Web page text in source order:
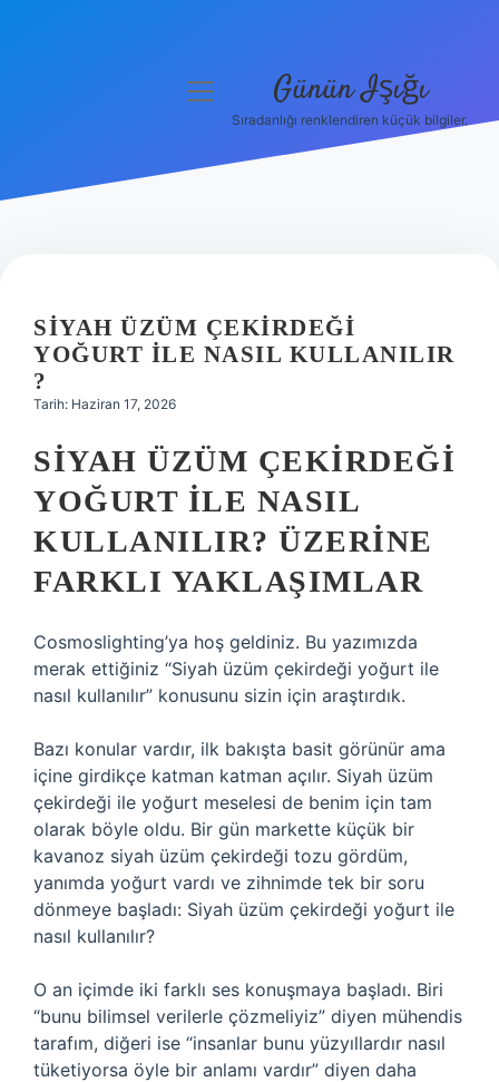
Hakkımızda
menüyü
Günün Işığı
Sıradanlığı renklendiren küçük bilgiler.
SIYAH ÜZÜM ÇEKIRDEĞI
YOĞURT ILE NASIL KULLANILIR
?
Tarih: Haziran 17, 2026
SIYAH ÜZÜM ÇEKIRDEĞI
YOĞURT ILE NASIL
KULLANILIR? ÜZERINE
FARKLI YAKLAŞIMLAR
Cosmoslighting’ya hoş geldiniz. Bu yazımızda
merak ettiğiniz “Siyah üzüm çekirdeği yoğurt ile
nasıl kullanılır” konusunu sizin için araştırdık.
Bazı konular vardır, ilk bakışta basit görünür ama
içine girdikçe katman katman açılır. Siyah üzüm
çekirdeği ile yoğurt meselesi de benim için tam
olarak böyle oldu. Bir gün markette küçük bir
kavanoz siyah üzüm çekirdeği tozu gördüm,
yanımda yoğurt vardı ve zihnimde tek bir soru
dönmeye başladı: Siyah üzüm çekirdeği yoğurt ile
nasıl kullanılır?
O an içimde iki farklı ses konuşmaya başladı. Biri
“bunu bilimsel verilerle çözmeliyiz” diyen mühendis
tarafım, diğeri ise “insanlar bunu yüzyıllardır nasıl
tüketiyorsa öyle bir anlamı vardır” diyen daha